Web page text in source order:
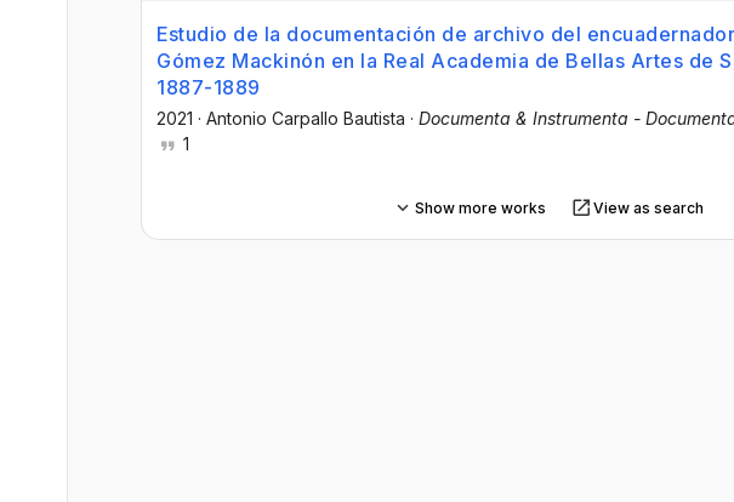
Estudio de la documentación de archivo del
Gómez Mackinón en la Real Academia de Bellas Artes de
1887-1889
2021 · Antonio Carpallo Bautista · Documenta & Instrumenta -
1
Show more works View as search